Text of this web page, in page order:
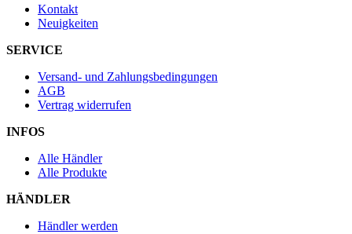
Kontakt
Neuigkeiten
SERVICE
Versand- und Zahlungsbedingungen
AGB
Vertrag widerrufen
INFOS
Alle Händler
Alle Produkte
HÄNDLER
Händler werden